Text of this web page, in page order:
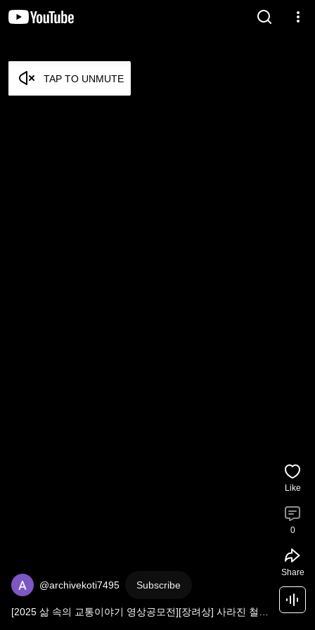
TAP TO UNMUTE
@archivekoti7495 Subscribe
[2025 삶 속의 교통이야기 영상공모전][장려상] 사라진 철도
Like
0
Share